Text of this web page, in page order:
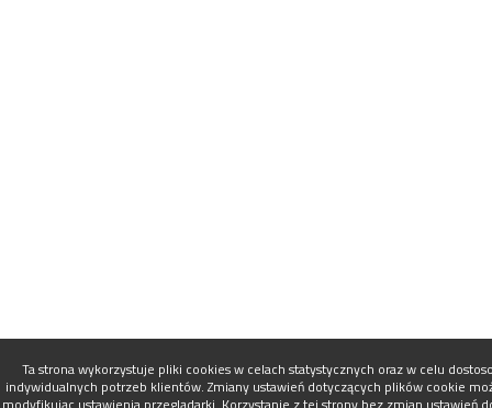
Ta strona wykorzystuje pliki cookies w celach statystycznych oraz w celu
indywidualnych potrzeb klientów. Zmiany ustawień dotyczących plików cookie